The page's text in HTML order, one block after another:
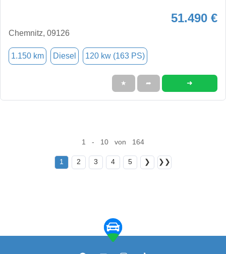
51.490 €
Chemnitz, 09126
1.150 km Diesel 120 kw (163 PS)
★ ➦ ➜
1 - 10 von 164
1 2 3 4 5 ❯ ❯❯